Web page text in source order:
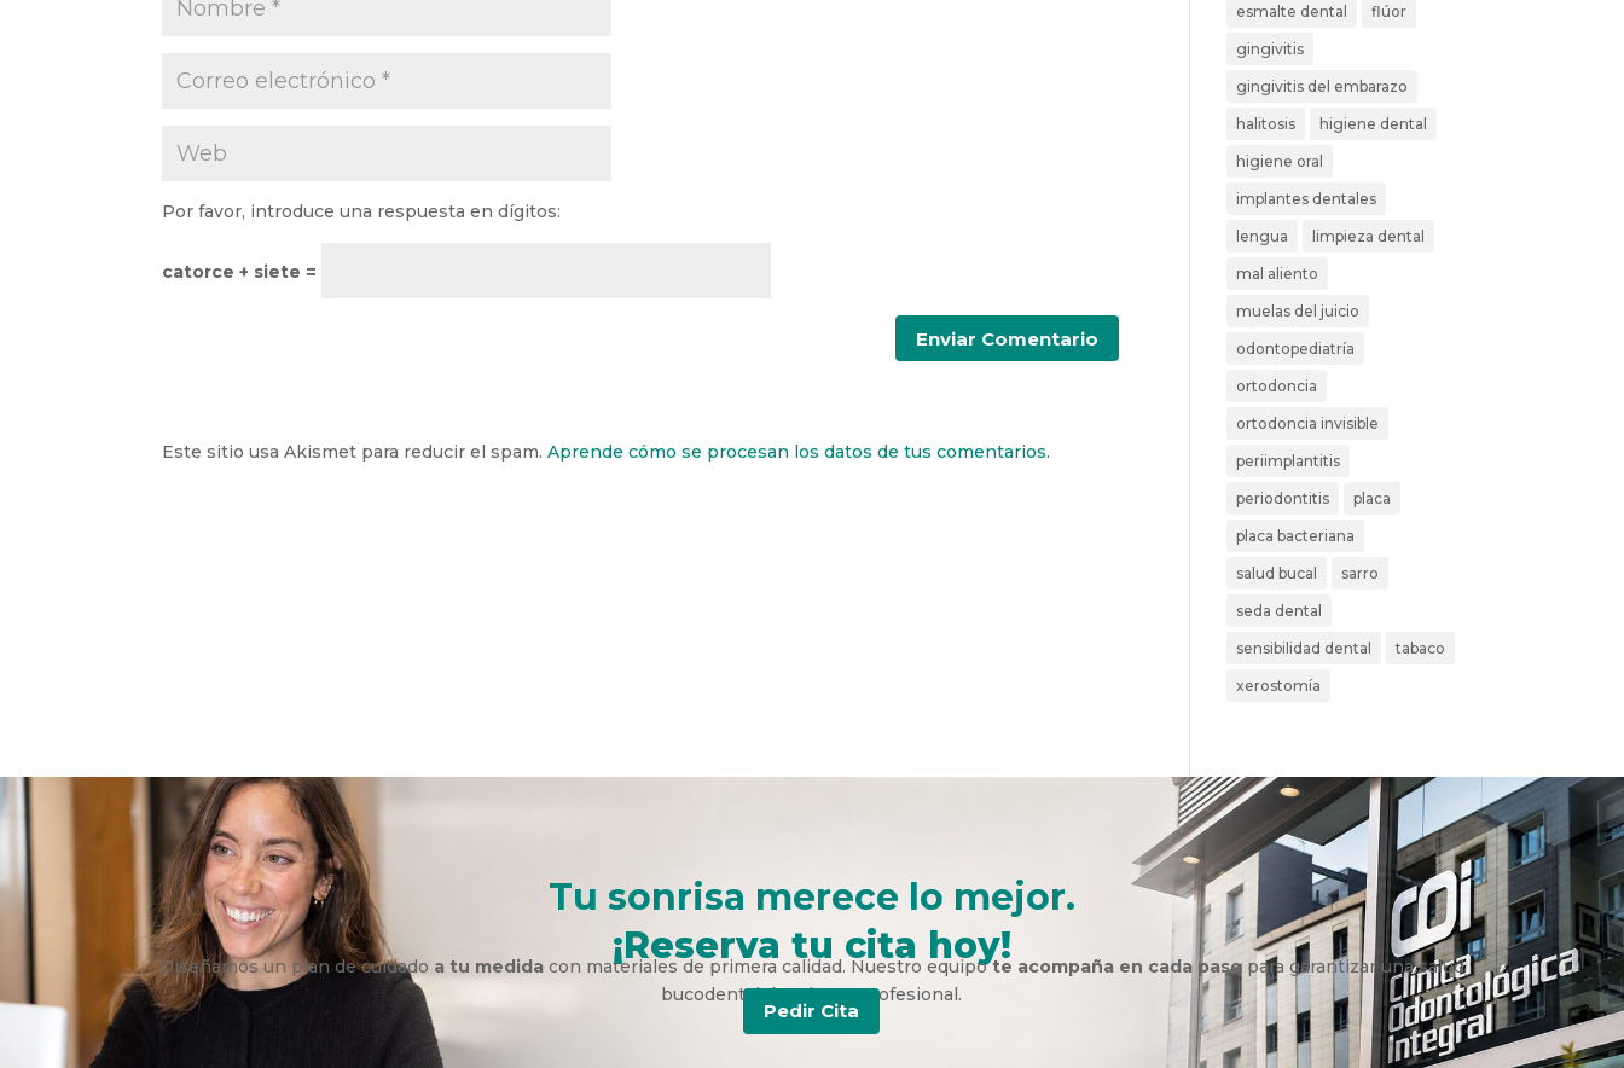
Por favor, introduce una respuesta en dígitos:
catorce + siete =
Este sitio usa Akismet para reducir el spam.Aprende cómo se procesan los datos de tus comentarios.
esmalte dental flúor
gingivitis
gingivitis del embarazo
halitosis higiene dental
higiene oral
implantes dentales
lengua limpieza dental
mal aliento
muelas del juicio
odontopediatría
ortodoncia
ortodoncia invisible
periimplantitis
periodontitis placa
placa bacteriana
salud bucal sarro
seda dental
sensibilidad dental tabaco
xerostomía
Tu sonrisa merece lo mejor.
¡Reserva tu cita hoy!
Diseñamos un plan de cuidado a tu medidacon materiales de primera calidad. Nuestro equipote acompaña en cada pasopara garantizar una salud
bucodental duradera y profesional.
Pedir Cita